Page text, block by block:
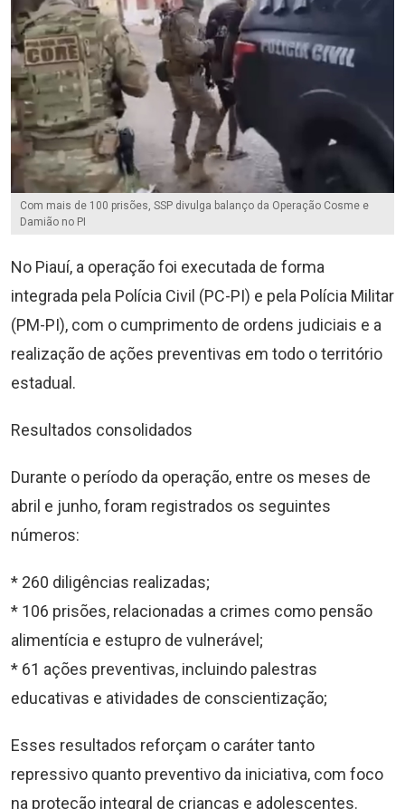
Com mais de 100 prisões, SSP divulga balanço da Operação Cosme e
Damião no PI
No Piauí, a operação foi executada de forma
integrada pela Polícia Civil (PC-PI) e pela Polícia Militar
(PM-PI), com o cumprimento de ordens judiciais e a
realização de ações preventivas em todo o território
estadual.
Resultados consolidados
Durante o período da operação, entre os meses de
abril e junho, foram registrados os seguintes
números:
* 260 diligências realizadas;
* 106 prisões, relacionadas a crimes como pensão
alimentícia e estupro de vulnerável;
* 61 ações preventivas, incluindo palestras
educativas e atividades de conscientização;
Esses resultados reforçam o caráter tanto
repressivo quanto preventivo da iniciativa, com foco
na proteção integral de crianças e adolescentes.